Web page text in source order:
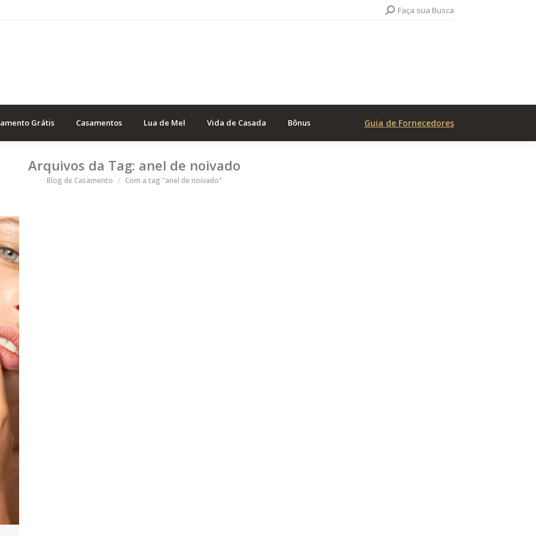
Search:Faça sua Busca
Grátis Casamentos Lua de Mel Vida de Casada Bônus Guia de Fornecedores
Arquivos da Tag: anel de noivado
Você está aqui
Blog de Casamento Com a tag "anel de noivado"